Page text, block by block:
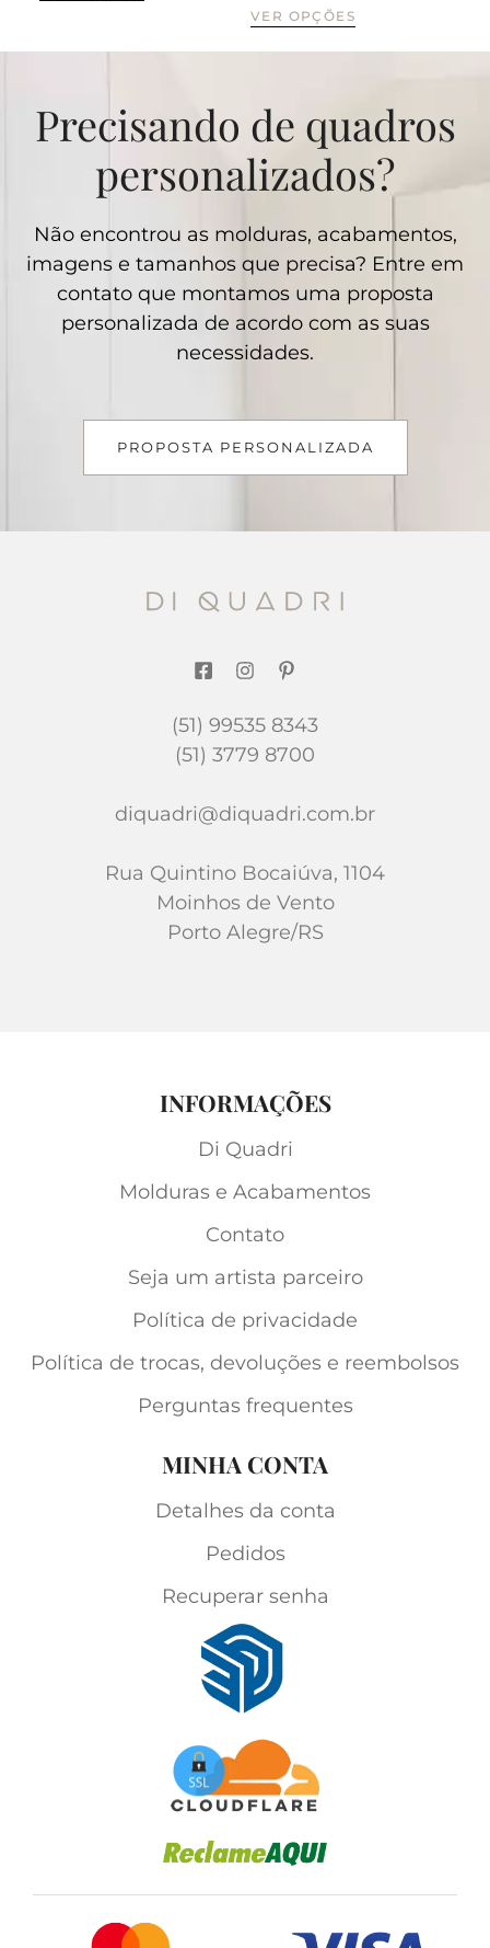
VER OPÇÕES
Precisando de quadros
personalizados?
Não encontrou as molduras, acabamentos,
imagens e tamanhos que precisa? Entre em
contato que montamos uma proposta
personalizada de acordo com as suas
necessidades.
PROPOSTA PERSONALIZADA
(51) 99535 8343
(51) 3779 8700
diquadri@diquadri.com.br
Rua Quintino Bocaiúva, 1104
Moinhos de Vento
Porto Alegre/RS
INFORMAÇÕES
Di Quadri
Molduras e Acabamentos
Contato
Seja um artista parceiro
Política de privacidade
Política de trocas, devoluções e reembolsos
Perguntas frequentes
MINHA CONTA
Detalhes da conta
Pedidos
Recuperar senha